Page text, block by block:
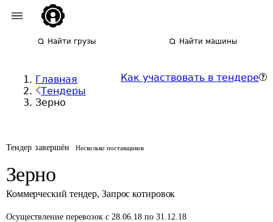
Найти грузы Найти машины
Главная
Тендеры
Зерно
Как участвовать в тендере
Тендер завершён Несколько поставщиков
Зерно
Коммерческий тендер, Запрос котировок
Осуществление перевозок с 28.06.18 по 31.12.18